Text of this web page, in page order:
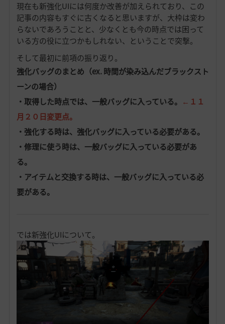
現在も新強化UIには何度か改善が加えられており、この
記事の内容もすぐに古くなると思いますが、大枠は変わ
らないであろうことと、少なくとも今の時点では困って
いる方の役に立つかもしれない、ということで突撃。
そして最初に前項の振り返り。
強化バッグのまとめ（ex. 時間が染み込んだブラックスト
ーンの場合）
・取得した時点では、一般バッグに入っている。 ←１１
月２０日変更点。
・強化する時は、強化バッグに入っている必要がある。
・修理に使う時は、一般バッグに入っている必要があ
る。
・アイテムと交換する時は、一般バッグに入っている必
要がある。
では新強化UIについて。